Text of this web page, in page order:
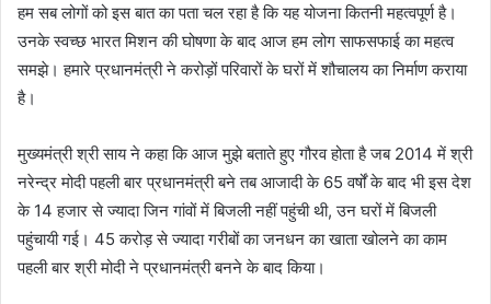
हम सब लोगों को इस बात का पता चल रहा है कि यह योजना कितनी महत्वपूर्ण है।
उनके स्वच्छ भारत मिशन की घोषणा के बाद आज हम लोग साफसफाई का महत्व
समझे। हमारे प्रधानमंत्री ने करोड़ों परिवारों के घरों में शौचालय का निर्माण कराया
है।
मुख्यमंत्री श्री साय ने कहा कि आज मुझे बताते हुए गौरव होता है जब 2014 में श्री
नरेन्द्र मोदी पहली बार प्रधानमंत्री बने तब आजादी के 65 वर्षों के बाद भी इस देश
के 14 हजार से ज्यादा जिन गांवों में बिजली नहीं पहुंची थी, उन घरों में बिजली
पहुंचायी गई। 45 करोड़ से ज्यादा गरीबों का जनधन का खाता खोलने का काम
पहली बार श्री मोदी ने प्रधानमंत्री बनने के बाद किया।